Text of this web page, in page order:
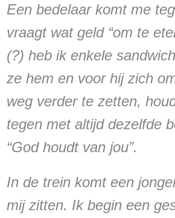
Een bedelaar komt me
vraagt wat geld “om te
(?) heb ik enkele
ze hem en voor hij zich
weg verder te zetten,
tegen met altijd dezelfde
“God houdt van jou”.
In de trein komt een
mij zitten. Ik begin een